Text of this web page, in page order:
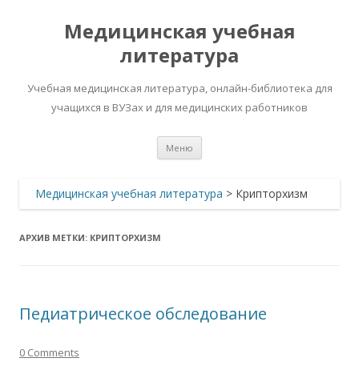
Медицинская учебная
литература
Учебная медицинская литература, онлайн-библиотека для
учащихся в ВУЗах и для медицинских работников
Меню
Медицинская учебная литература > Крипторхизм
АРХИВ МЕТКИ: КРИПТОРХИЗМ
Педиатрическое обследование
0 Comments